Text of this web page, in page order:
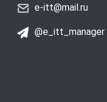
e-itt@mail.ru
@e_itt_manager